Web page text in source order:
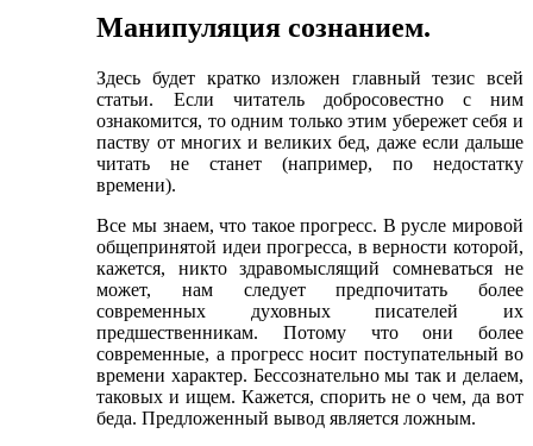
Манипуляция сознанием.
Здесь будет кратко изложен главный тезис всей
статьи. Если читатель добросовестно с ним
ознакомится, то одним только этим убережет себя и
паству от многих и великих бед, даже если дальше
читать не станет (например, по недостатку
времени).
Все мы знаем, что такое прогресс. В русле мировой
общепринятой идеи прогресса, в верности которой,
кажется, никто здравомыслящий сомневаться не
может, нам следует предпочитать более
современных духовных писателей их
предшественникам. Потому что они более
современные, а прогресс носит поступательный во
времени характер. Бессознательно мы так и делаем,
таковых и ищем. Кажется, спорить не о чем, да вот
беда. Предложенный вывод является ложным.